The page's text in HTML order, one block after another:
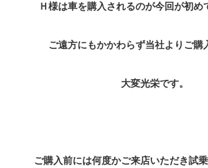
Ｈ様は車を購入されるのが今回が初め
ご遠方にもかかわらず当社よりご購
大変光栄です。
ご購入前には何度かご来店いただき試